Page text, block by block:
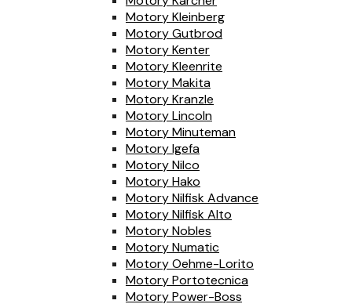
Motory Kleinberg
Motory Gutbrod
Motory Kenter
Motory Kleenrite
Motory Makita
Motory Kranzle
Motory Lincoln
Motory Minuteman
Motory Igefa
Motory Nilco
Motory Hako
Motory Nilfisk Advance
Motory Nilfisk Alto
Motory Nobles
Motory Numatic
Motory Oehme-Lorito
Motory Portotecnica
Motory Power-Boss